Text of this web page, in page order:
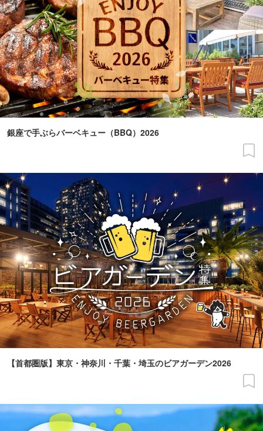
銀座で手ぶらバーベキュー（BBQ）2026
【首都圏版】東京・神奈川・千葉・埼玉のビアガーデン2026